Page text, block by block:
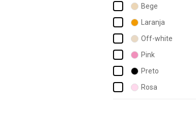
Bege
Laranja
Off-white
Pink
Preto
Rosa